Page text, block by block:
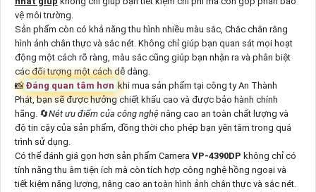
vệ môi trường.
Sản phẩm còn có khả năng thu hình nhiều màu sắc, Chắc chắn rằng
hình ảnh chân thực và sắc nét. Không chỉ giúp bạn quan sát mọi hoạt
động một cách rõ ràng, màu sắc cũng giúp bạn nhận ra và phân biệt
các đối tượng một cách dễ dàng.
📸 Đáng quan tâm hơn khi mua sản phẩm tại công ty An Thành
Phát, bạn sẽ được hưởng chiết khấu cao và được bảo hành chính
hãng. 🔄Nét ưu điểm của công nghệnâng cao an toàn chất lượng và
độ tin cậy của sản phẩm, đồng thời cho phép bạn yên tâm trong quá
trình sử dụng.
Có thể đánh giá gọn hơn sản phẩm Camera VP-4390DP không chỉ có
tính năng thu âm tiện ích mà còn tích hợp công nghệ hồng ngoại và
tiết kiệm năng lượng, nâng cao an toàn hình ảnh chân thực và sắc nét.